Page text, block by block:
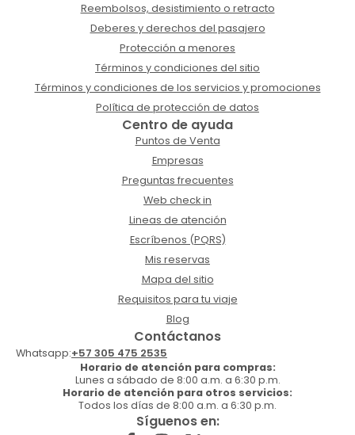
Reembolsos, desistimiento o retracto
Deberes y derechos del pasajero
Protección a menores
Términos y condiciones del sitio
Términos y condiciones de los servicios y promociones
Política de protección de datos
Centro de ayuda
Puntos de Venta
Empresas
Preguntas frecuentes
Web check in
Lineas de atención
Escríbenos (PQRS)
Mis reservas
Mapa del sitio
Requisitos para tu viaje
Blog
Contáctanos
Whatsapp:+57 305 475 2535
Horario de atención para compras:
Lunes a sábado de 8:00 a.m. a 6:30 p.m.
Horario de atención para otros servicios:
Todos los días de 8:00 a.m. a 6:30 p.m.
Síguenos en: